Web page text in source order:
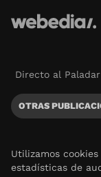
Directo al Paladar
OTRAS
Utilizamos
estadísticas de